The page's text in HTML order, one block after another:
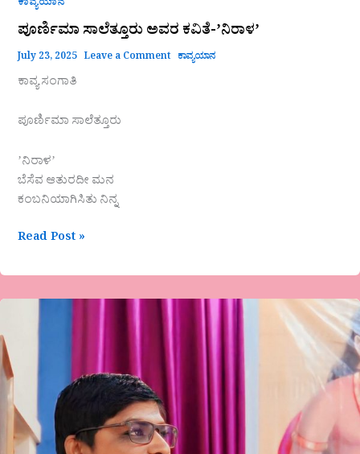
ಕಾವ್ಯಯಾನ
ಪೂರ್ಣಿಮಾ ಸಾಲೆತ್ತೂರು ಅವರ ಕವಿತೆ-ʼನಿರಾಳʼ
July 23, 2025 Leave a Comment ಕಾವ್ಯಯಾನ
ಕಾವ್ಯ ಸಂಗಾತಿ
ಪೂರ್ಣಿಮಾ ಸಾಲೆತ್ತೂರು
ʼನಿರಾಳʼ
ಬೆಸೆವ ಆತುರದೀ ಮನ
ಕಂಬನಿಯಾಗಿಸಿತು ನಿನ್ನ
Read Post »
ಅವರ
ತುಂಡು
ಜೀವ)